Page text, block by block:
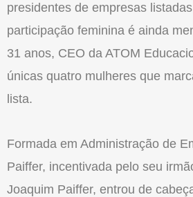
presidentes de empresas
participação feminina é ainda
31 anos, CEO da ATOM
únicas quatro mulheres que
lista.
Formada em Administração de
Paiffer, incentivada pelo seu
Joaquim Paiffer, entrou de